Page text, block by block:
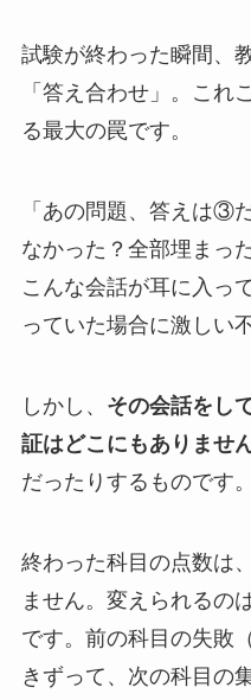
試験が終わった瞬間、
「答え合わせ」。これ
る最大の罠です。
「あの問題、答えは③
なかった？全部埋まった
こんな会話が耳に入っ
っていた場合に激しい
しかし、 その会話をし
証はどこにもありません
だったりするものです。
終わった科目の点数は
ません。変えられるの
です。前の科目の失敗
きずって、次の科目の